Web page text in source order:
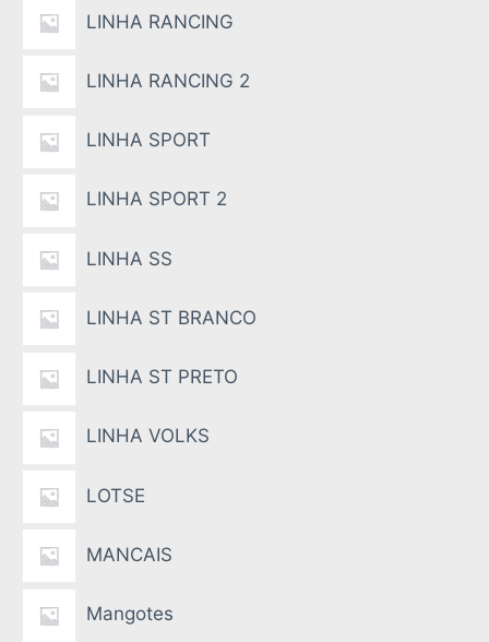
LINHA RANCING
LINHA RANCING 2
LINHA SPORT
LINHA SPORT 2
LINHA SS
LINHA ST BRANCO
LINHA ST PRETO
LINHA VOLKS
LOTSE
MANCAIS
Mangotes